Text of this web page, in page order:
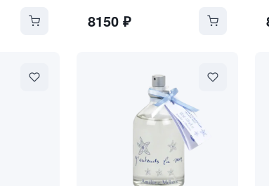
8150 ₽